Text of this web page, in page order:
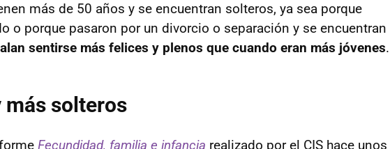
más de 50 años y se encuentran solteros, ya sea porque
o porque pasaron por un divorcio o separación y se encuentran
sentirse más felices y plenos que cuando eran más jóvenes.
más solteros
Fecundidad, familia e infancia realizado por el CIS hace unos